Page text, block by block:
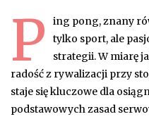
P
ing pong, znany
tylko sport, ale
strategii. W miarę
radość z rywalizacji przy
staje się kluczowe dla
podstawowych zasad